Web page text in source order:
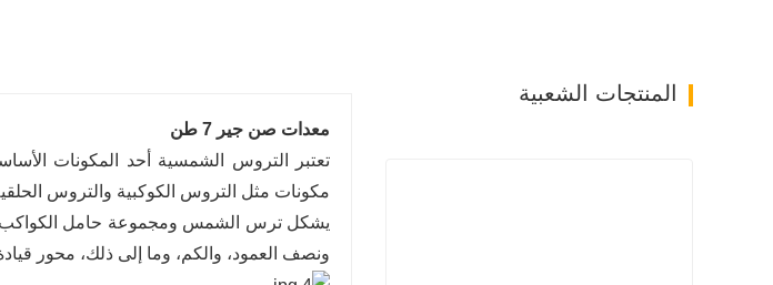
معدات صن جير 7 طن
مكونات مثل التروس الكوكبية والتروس
يشكل ترس الشمس ومجموعة حامل الكواكب،
ونصف العمود، والكم، وما إلى ذلك، محور قيادة
المنتجات الشعبية